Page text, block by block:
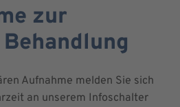
zur
Aufnahme melden Sie sich
an unserem Infoschalter